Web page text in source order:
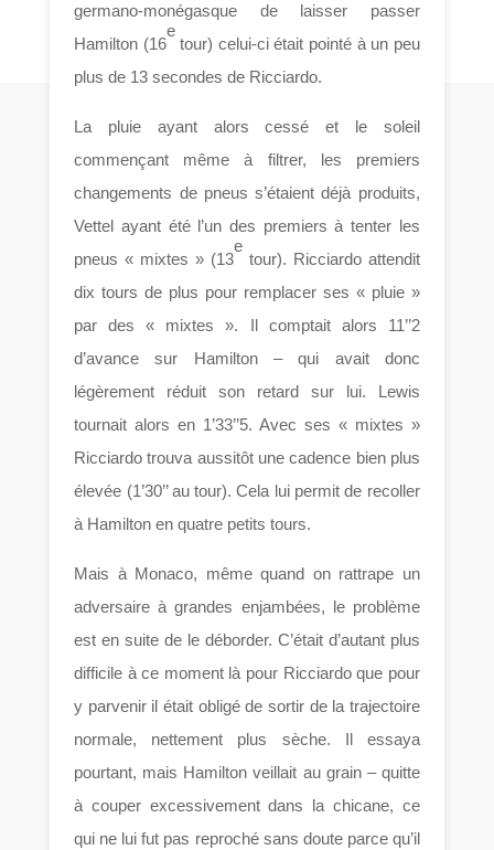
germano-monégasque de laisser passer
Hamilton (16
e
tour) celui-ci était pointé à un peu
plus de 13 secondes de Ricciardo.
La pluie ayant alors cessé et le soleil
commençant même à filtrer, les premiers
changements de pneus s’étaient déjà produits,
Vettel ayant été l’un des premiers à tenter les
pneus « mixtes » (13
e
tour). Ricciardo attendit
dix tours de plus pour remplacer ses « pluie »
par des « mixtes ». Il comptait alors 11’’2
d’avance sur Hamilton – qui avait donc
légèrement réduit son retard sur lui. Lewis
tournait alors en 1’33’’5. Avec ses « mixtes »
Ricciardo trouva aussitôt une cadence bien plus
élevée (1’30’’ au tour). Cela lui permit de recoller
à Hamilton en quatre petits tours.
Mais à Monaco, même quand on rattrape un
adversaire à grandes enjambées, le problème
est en suite de le déborder. C’était d’autant plus
difficile à ce moment là pour Ricciardo que pour
y parvenir il était obligé de sortir de la trajectoire
normale, nettement plus sèche. Il essaya
pourtant, mais Hamilton veillait au grain – quitte
à couper excessivement dans la chicane, ce
qui ne lui fut pas reproché sans doute parce qu’il